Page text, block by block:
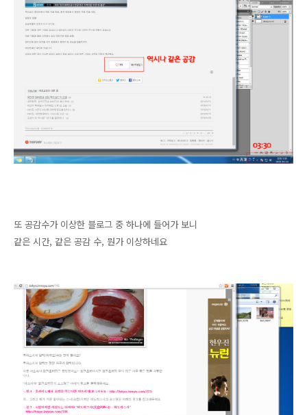
또 공감수가 이상한 블로그 중 하나에 들어가 보니
같은 시간, 같은 공감 수, 뭔가 이상하네요